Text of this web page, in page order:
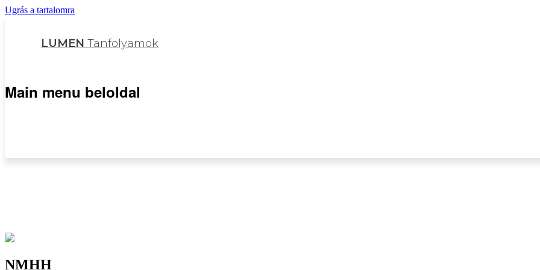
Ugrás a tartalomra
LUMEN Tanfolyamok
Main menu beloldal
NMHH